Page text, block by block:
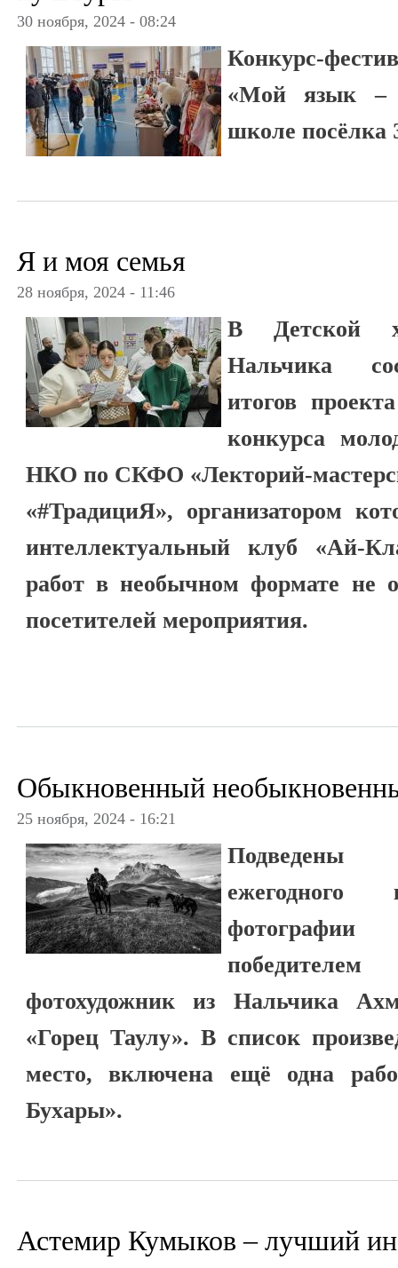
30 ноября, 2024 - 08:24
Конкурс-
«Мой язык –
школе посёлка
Я и моя семья
28 ноября, 2024 - 11:46
В Детской
Нальчика
итогов
конкурса
НКО по СКФО «Лекторий-
«#ТрадициЯ», организатором
интеллектуальный клуб «Ай-
работ в необычном формате не
посетителей мероприятия.
Обыкновенный
25 ноября, 2024 - 16:21
Подведены
ежегодного
фотохудожник из Нальчика
«Горец Таулу». В список
место, включена ещё одна
Бухары».
Астемир Кумыков – лучший